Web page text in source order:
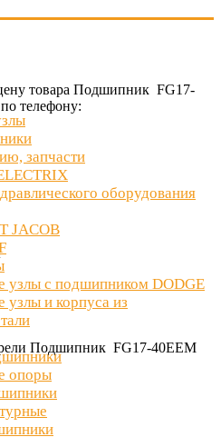
запчасти
оборудования
JACOB
узлы с подшипником DODGE
и корпуса из
опоры
товара Подшипник FG17-
телефону:
Подшипник FG17-40EEM